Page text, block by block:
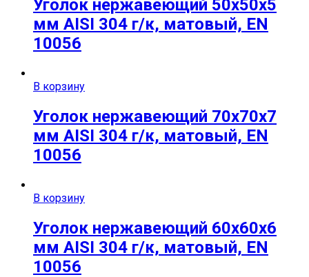
Уголок нержавеющий 50х50х5
мм AISI 304 г/к, матовый, EN
10056
В корзину
Уголок нержавеющий 70х70х7
мм AISI 304 г/к, матовый, EN
10056
В корзину
Уголок нержавеющий 60х60х6
мм AISI 304 г/к, матовый, EN
10056